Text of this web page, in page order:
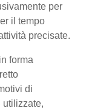
per
il tempo
precisate.
forma
di
utilizzate,